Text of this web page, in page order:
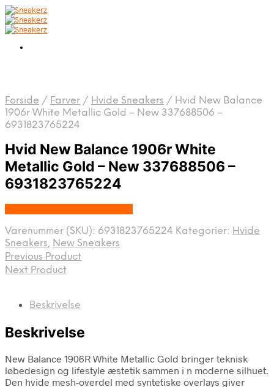
Forside / Farver / Hvide Sneakers / Hvid New Balance
1906r White Metallic Gold – New 337688506 –
6931823765224
Hvid New Balance 1906r White
Metallic Gold – New 337688506 –
6931823765224
Varenummer (SKU): 6931823765224 Kategorier: Hvide
Sneakers, New Sneakers
Previous Product
Next Product
Beskrivelse
Beskrivelse
New Balance 1906R White Metallic Gold bringer teknisk
løbedesign og lifestyle æstetik sammen i n moderne silhuet.
Den hvide mesh-overdel med syntetiske overlays giver